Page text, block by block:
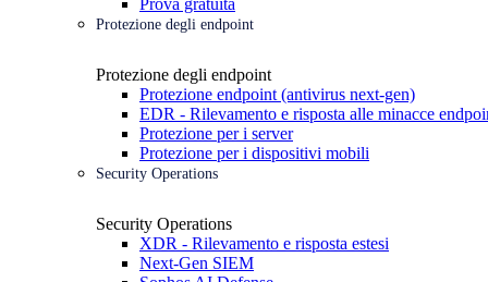
Protezione degli endpoint
Protezione degli endpoint
Protezione endpoint (antivirus next-gen)
EDR - Rilevamento e risposta alle minacce
Protezione per i server
Protezione per i dispositivi mobili
Security Operations
Security Operations
XDR - Rilevamento e risposta estesi
Next-Gen SIEM